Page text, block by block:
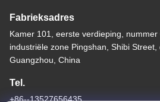
Fabrieksadres
Kamer 101, eerste verdieping, nummer
industriële zone Pingshan, Shibi Street,
Guangzhou, China
Tel.
+86--13527656435